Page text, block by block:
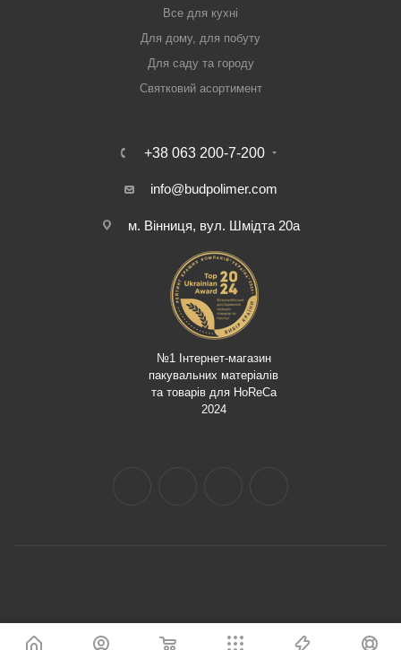
Все для кухні
Для дому, для побуту
Для саду та городу
Святковий асортимент
+38 063 200-7-200
info@budpolimer.com
м. Вінниця, вул. Шмідта 20а
№1 Інтернет-магазин
пакувальних матеріалів
та товарів для HoReCa
2024